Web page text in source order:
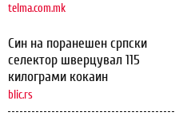
telma.com.mk
Син на поранешен српски
селектор шверцувал 115
килограми кокаин
blic.rs